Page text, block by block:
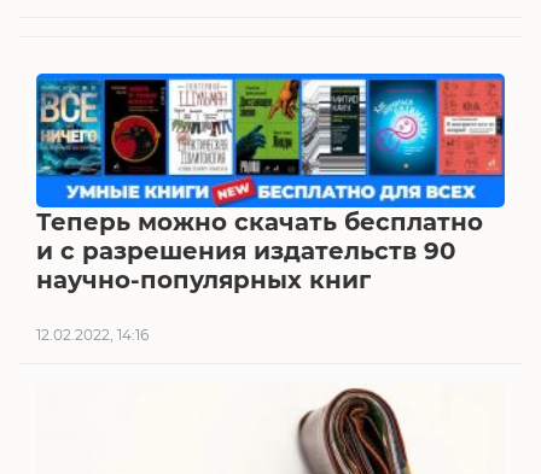
Теперь можно скачать бесплатно
и с разрешения издательств 90
научно-популярных книг
12.02.2022, 14:16